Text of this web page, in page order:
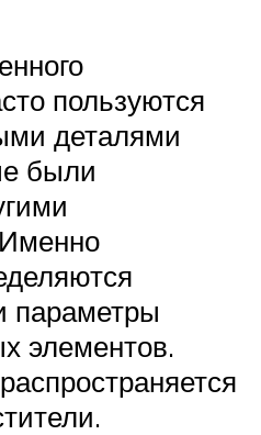
пользуются
деталями
были
параметры
элементов.